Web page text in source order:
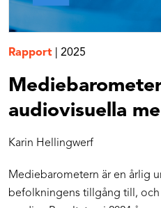
Rapport 2025
audiovisuella
Karin Hellingwerf
Mediebarometern är en årlig
befolkningens tillgång till, och